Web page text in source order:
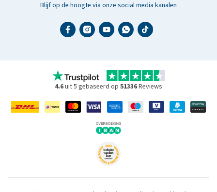
Blijf op de hoogte via onze social media kanalen
4.6uit 5 gebaseerd op 51336Reviews